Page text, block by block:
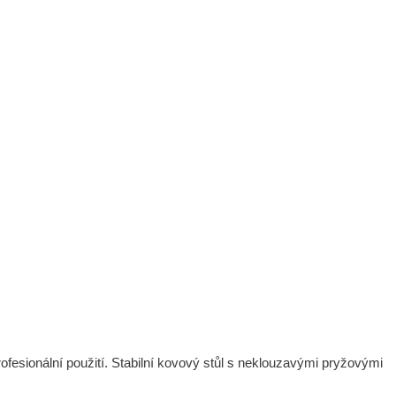
použití. Stabilní kovový stůl s neklouzavými pryžovými